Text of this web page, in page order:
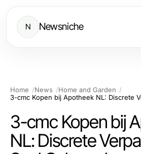
N Newsniche
Home News
Home and Garden
3-cmc Kopen bij
NL: Discrete